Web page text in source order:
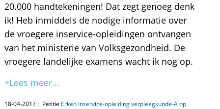
20.000 handtekeningen! Dat zegt genoeg denk
ik! Heb inmiddels de nodige informatie over
de vroegere inservice-opleidingen ontvangen
van het ministerie van Volksgezondheid. De
vroegere landelijke examens wacht ik nog op.
+Lees meer...
18-04-2017 | Petitie Erken Inservice-opleiding verpleegkunde-A op